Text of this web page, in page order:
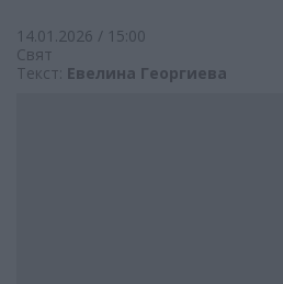
14.01.2026 / 15:00
Свят
Текст: Евелина Георгиева